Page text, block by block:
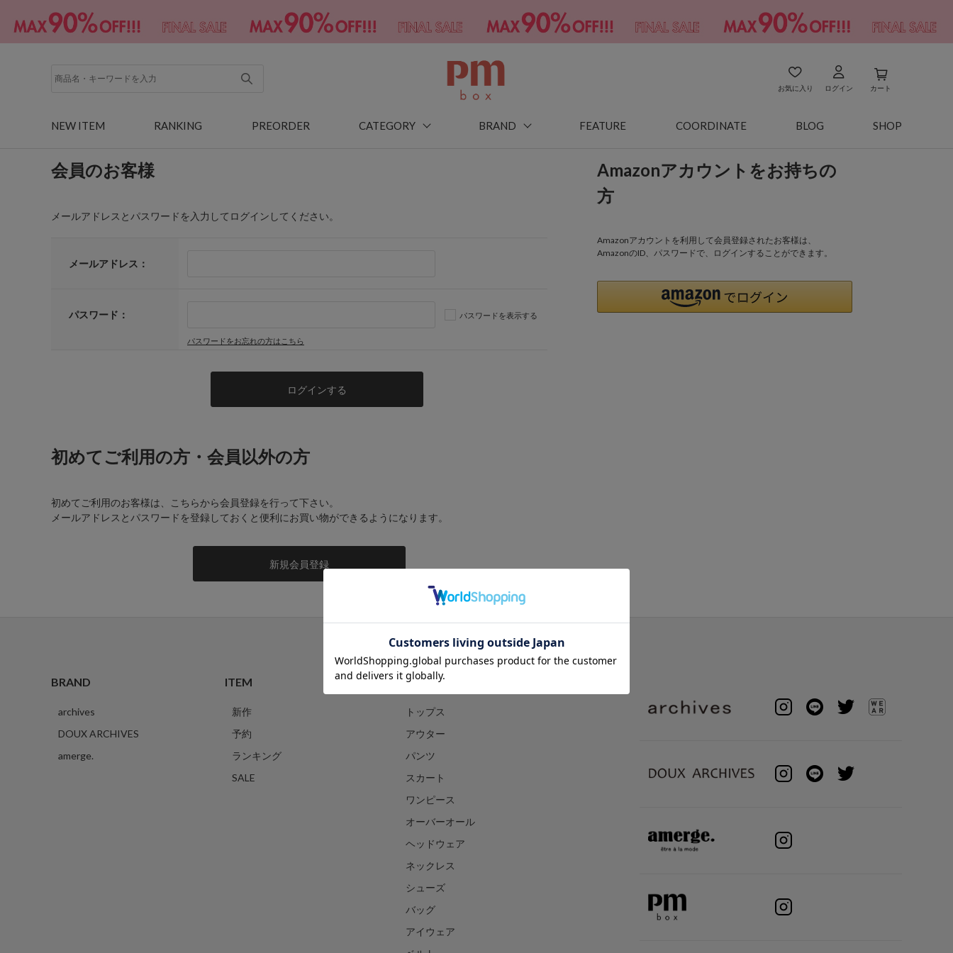
お気に入り ログイン カート
NEW ITEM RANKING PREORDER CATEGORY BRAND FEATURE COORDINATE BLOG SHOP
会員のお客様
メールアドレスとパスワードを入力してログインしてください。
メールアドレス：
パスワード： パスワードを表示する
パスワードをお忘れの方はこちら
Amazonアカウントをお持ちの
方
Amazonアカウントを利用して会員登録されたお客様は、
AmazonのID、パスワードで、ログインすることができます。
初めてご利用の方・会員以外の方
初めてご利用のお客様は、こちらから会員登録を行って下さい。
メールアドレスとパスワードを登録しておくと便利にお買い物ができるようになります。
BRAND
archives
DOUX ARCHIVES
amerge.
ITEM
新作
予約
ランキング
SALE
CATEGORY
トップス
アウター
パンツ
スカート
ワンピース
オーバーオール
ヘッドウェア
ネックレス
シューズ
バッグ
アイウェア